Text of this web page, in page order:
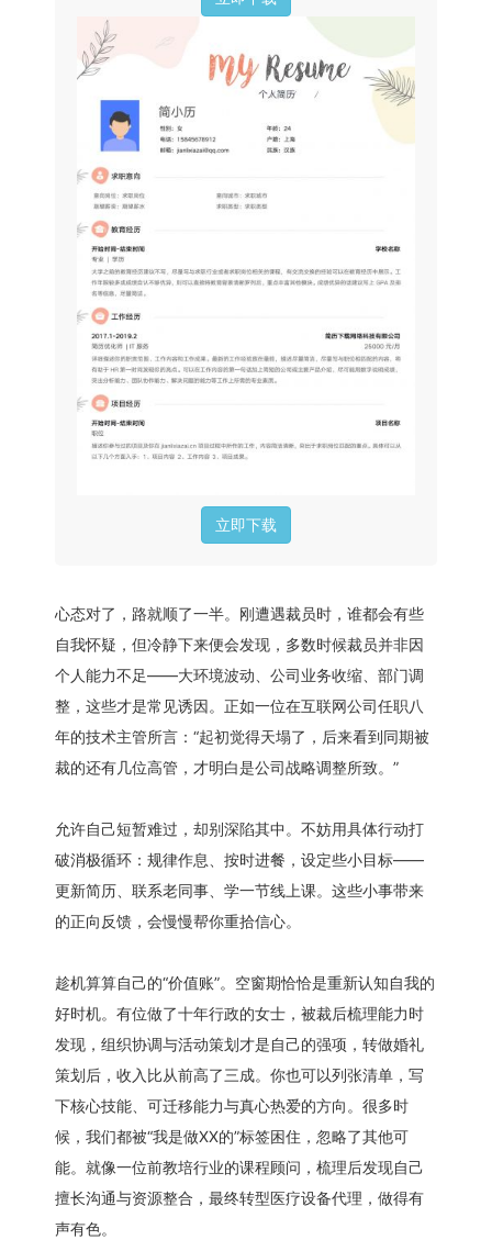
立即下载
心态对了，路就顺了一半。刚遭遇裁员时，谁都会有些
自我怀疑，但冷静下来便会发现，多数时候裁员并非因
个人能力不足——大环境波动、公司业务收缩、部门调
整，这些才是常见诱因。正如一位在互联网公司任职八
年的技术主管所言：“起初觉得天塌了，后来看到同期被
裁的还有几位高管，才明白是公司战略调整所致。”
允许自己短暂难过，却别深陷其中。不妨用具体行动打
破消极循环：规律作息、按时进餐，设定些小目标——
更新简历、联系老同事、学一节线上课。这些小事带来
的正向反馈，会慢慢帮你重拾信心。
趁机算算自己的“价值账”。空窗期恰恰是重新认知自我的
好时机。有位做了十年行政的女士，被裁后梳理能力时
发现，组织协调与活动策划才是自己的强项，转做婚礼
策划后，收入比从前高了三成。你也可以列张清单，写
下核心技能、可迁移能力与真心热爱的方向。很多时
候，我们都被“我是做XX的”标签困住，忽略了其他可
能。就像一位前教培行业的课程顾问，梳理后发现自己
擅长沟通与资源整合，最终转型医疗设备代理，做得有
声有色。